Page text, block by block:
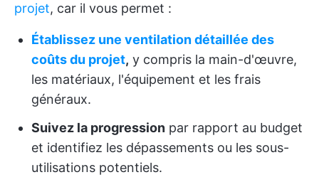
projet, car il vous permet :
Établissez une ventilation détaillée des
coûts du projet, y compris la main-d'œuvre,
les matériaux, l'équipement et les frais
généraux.
Suivez la progression par rapport au budget
et identifiez les dépassements ou les sous-
utilisations potentiels.